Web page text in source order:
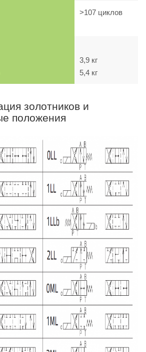
>107 циклов
3,9 кг
5,4 кг
золотников и
положения